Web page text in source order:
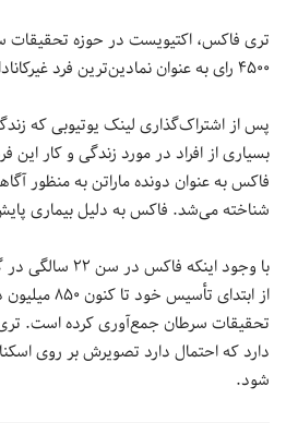
تری فاکس، اکتیویست در حوزه تحقیقات
۴۵۰۰ رای به عنوان نمادین‌ترین فرد غیرکانادایی معرفی شده است.
پس از اشتراک‌گذاری لینک یوتیوبی که
بسیاری از افراد در مورد زندگی و کار این
فاکس به عنوان دونده ماراتن به منظور
شناخته می‌شد. فاکس به دلیل بیماری
با وجود اینکه
از ابتدای
تحقیقات سرطان جمع‌آوری کرده است.
شود.